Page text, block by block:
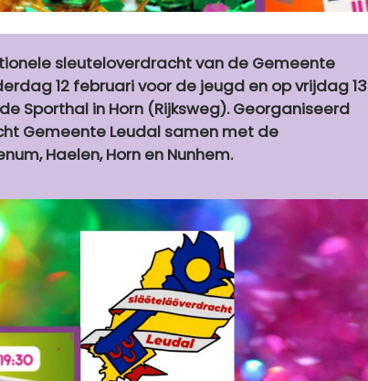
sleuteloverdracht van de Gemeente
12 februari voor de jeugd en op vrijdag 13
Sporthal in Horn (Rijksweg). Georganiseerd
Gemeente Leudal samen met de
Haelen, Horn en Nunhem.